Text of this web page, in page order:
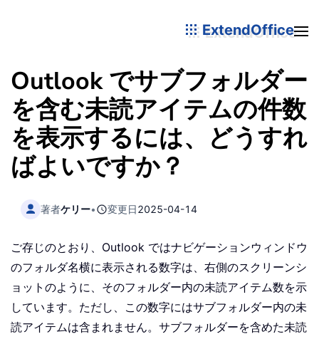
ExtendOffice
Outlook でサブフォルダー
を含む未読アイテムの件数
を表示するには、どうすれ
ばよいですか？
著者ケリー• 変更日2025-04-14
ご存じのとおり、Outlook ではナビゲーションウィンドウ
のフォルダ名横に表示される数字は、右側のスクリーンシ
ョットのように、そのフォルダー内の未読アイテム数を示
しています。ただし、この数字にはサブフォルダー内の未
読アイテムは含まれません。サブフォルダーを含めた未読